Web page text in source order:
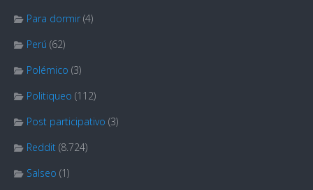
Para dormir (4)
Perú (62)
Polémico (3)
Politiqueo (112)
Post participativo (3)
Reddit (8.724)
Salseo (1)